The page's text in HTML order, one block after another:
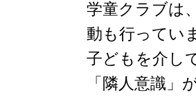
学童クラブは
動も行ってい
子どもを介し
「隣人意識